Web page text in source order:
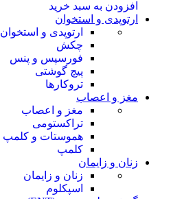
افزودن به سبد خرید
ارتوپدی و استخوان
ارتوپدی و استخوان
چکش
فورسپس و پنس
پیچ گوشتی
تروکارها
مغز و اعصاب
مغز و اعصاب
تراکستومی
هموستات و کلمپ
کلمپ
زنان و زایمان
زنان و زایمان
اسپکلوم